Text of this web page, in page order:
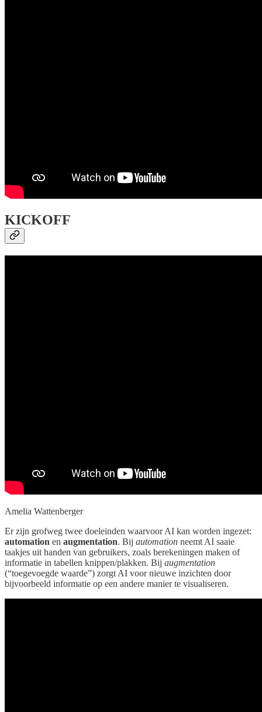
KICKOFF
Amelia Wattenberger
Er zijn grofweg twee doeleinden waarvoor AI kan worden ingezet:
automation en augmentation. Bij automation neemt AI saaie
taakjes uit handen van gebruikers, zoals berekeningen maken of
informatie in tabellen knippen/plakken. Bij augmentation
(“toegevoegde waarde”) zorgt AI voor nieuwe inzichten door
bijvoorbeeld informatie op een andere manier te visualiseren.